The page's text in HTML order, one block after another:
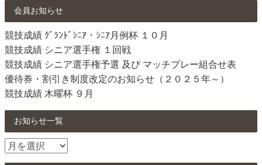
会員お知らせ
競技成績 ｸﾞﾗﾝﾄﾞｼﾆｱ・ｼﾆｱ月例杯 １０月
競技成績 シニア選手権 １回戦
競技成績 シニア選手権予選 及び マッチプレー組合せ表
優待券・割引き制度改定のお知らせ（２０２５年～）
競技成績 木曜杯 ９月
お知らせ一覧
お